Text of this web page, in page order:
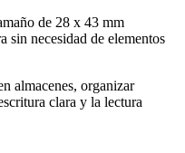
de 28 x 43 mm
sin necesidad de elementos
almacenes, organizar
clara y la lectura